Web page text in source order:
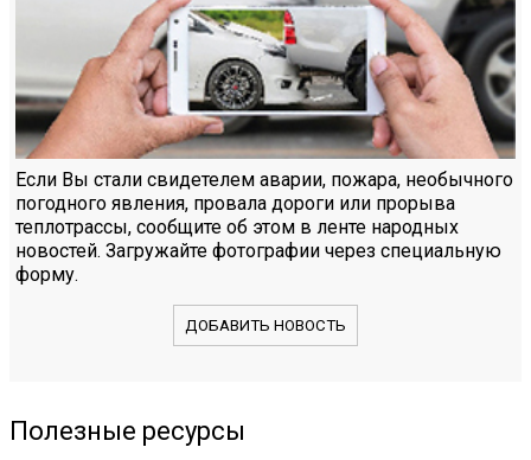
Если Вы стали свидетелем аварии, пожара, необычного
погодного явления, провала дороги или прорыва
теплотрассы, сообщите об этом в ленте народных
новостей. Загружайте фотографии через специальную
форму.
ДОБАВИТЬ НОВОСТЬ
Полезные ресурсы